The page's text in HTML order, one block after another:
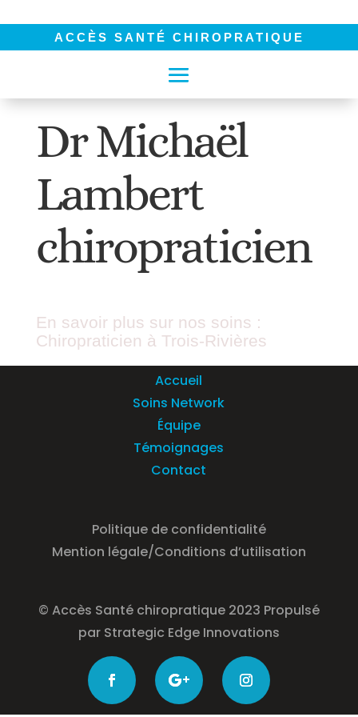
ACCÈS SANTÉ CHIROPRATIQUE
Dr Michaël
Lambert
chiropraticien
En savoir plus sur nos soins :
Chiropraticien à Trois-Rivières
Accueil
Soins Network
Équipe
Témoignages
Contact
Politique de confidentialité
Mention légale/Conditions d’utilisation
© Accès Santé chiropratique 2023 Propulsé
par Strategic Edge Innovations